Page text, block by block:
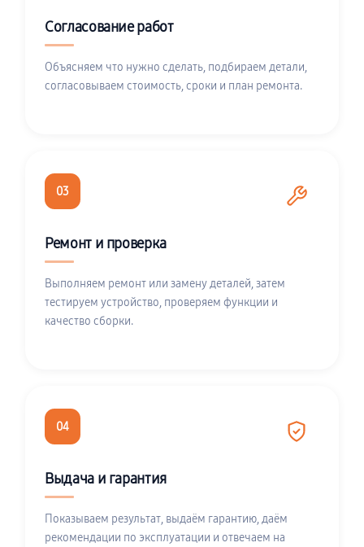
Согласование работ
Объясняем что нужно сделать, подбираем детали,
согласовываем стоимость, сроки и план ремонта.
03
Ремонт и проверка
Выполняем ремонт или замену деталей, затем
тестируем устройство, проверяем функции и
качество сборки.
04
Выдача и гарантия
Показываем результат, выдаём гарантию, даём
рекомендации по эксплуатации и отвечаем на